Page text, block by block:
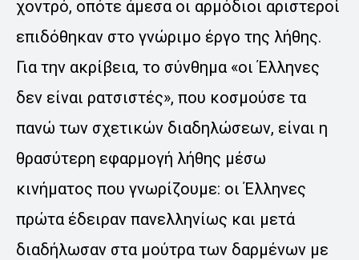
χοντρό, οπότε άμεσα οι αρμόδιοι αριστεροί
επιδόθηκαν στο γνώριμο έργο της λήθης.
Για την ακρίβεια, το σύνθημα «οι Έλληνες
δεν είναι ρατσιστές», που κοσμούσε τα
πανώ των σχετικών διαδηλώσεων, είναι η
θρασύτερη εφαρμογή λήθης μέσω
κινήματος που γνωρίζουμε: οι Έλληνες
πρώτα έδειραν πανελληνίως και μετά
διαδήλωσαν στα μούτρα των δαρμένων με